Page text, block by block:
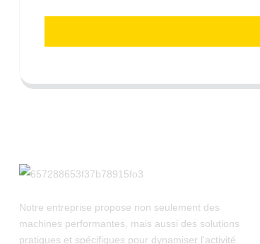
Notre entreprise propose non seulement des
machines performantes, mais aussi des solutions
pratiques et spécifiques pour dynamiser l'activité